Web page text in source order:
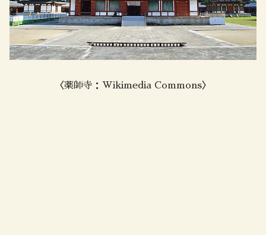
〈薬師寺：Wikimedia Commons〉